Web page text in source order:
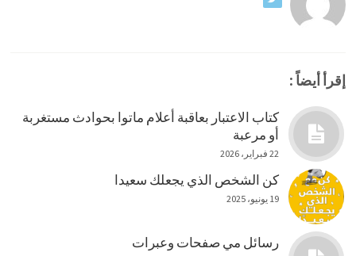
إقرأ أيضاً :
كتاب الاعتبار بعاقبة أعلام ماتوا بحوادث مستغربة
أو مرعبة
22 فبراير، 2026
كن الشخص الذي يجعلك سعيدا
19 يونيو، 2025
رسائل مي صفحات وعبرات